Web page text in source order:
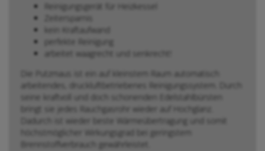
Reinigungsgerät für Heizkessel
Zeitersparnis
kein Kraftaufwand
perfekte Reinigung
arbeitet waagrecht und senkrecht!
Die Putzmaus ist ein auf kleinstem Raum automatisch
arbeitendes, druckluftbetriebenes Reinigungssystem. Durch
seine kraftvoll und doch schonenden Edelstahlbürsten
bringt sie jedes Rauchgasrohr wieder auf Hochglanz.
Dadurch ist wieder beste Wärmeübertragung und somit
höchstmöglicher Wirkungsgrad bei geringstem
Brennstoffverbrauch gewährleistet.